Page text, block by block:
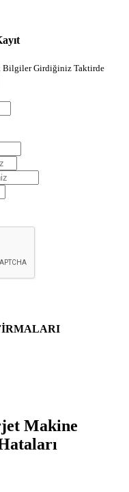
Bilgiler Girdiğiniz Taktirde
Makine